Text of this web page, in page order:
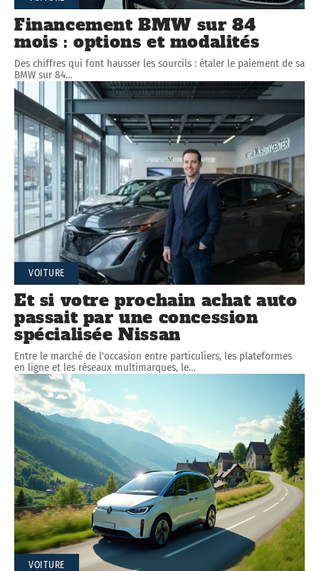
Financement BMW sur 84
mois : options et modalités
Des chiffres qui font hausser les sourcils : étaler le paiement de sa
BMW sur 84…
VOITURE
Et si votre prochain achat auto
passait par une concession
spécialisée Nissan
Entre le marché de l'occasion entre particuliers, les plateformes
en ligne et les réseaux multimarques, le…
VOITURE